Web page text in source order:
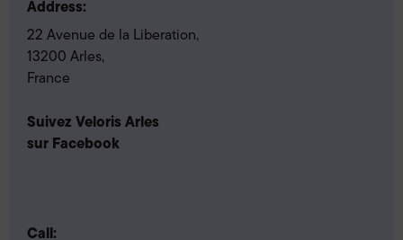
Address:
22 Avenue de la Liberation,
13200 Arles,
France
Suivez Veloris Arles
sur Facebook
Call: